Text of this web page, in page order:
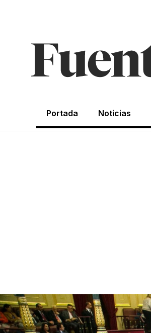
Portada Noticias